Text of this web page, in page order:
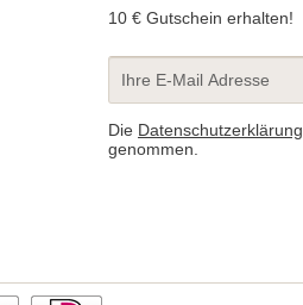
10 € Gutschein erhalten!
Die Datenschutzerklärung
genommen.